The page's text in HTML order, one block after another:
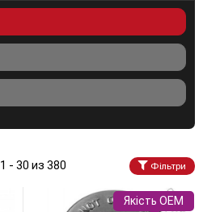
1 - 30 из 380 Фільтри
Якість OEM